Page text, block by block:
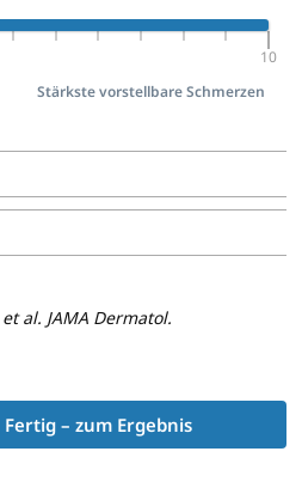
10
Stärkste vorstellbare Schmerzen
al. JAMA Dermatol.
Fertig – zum Ergebnis